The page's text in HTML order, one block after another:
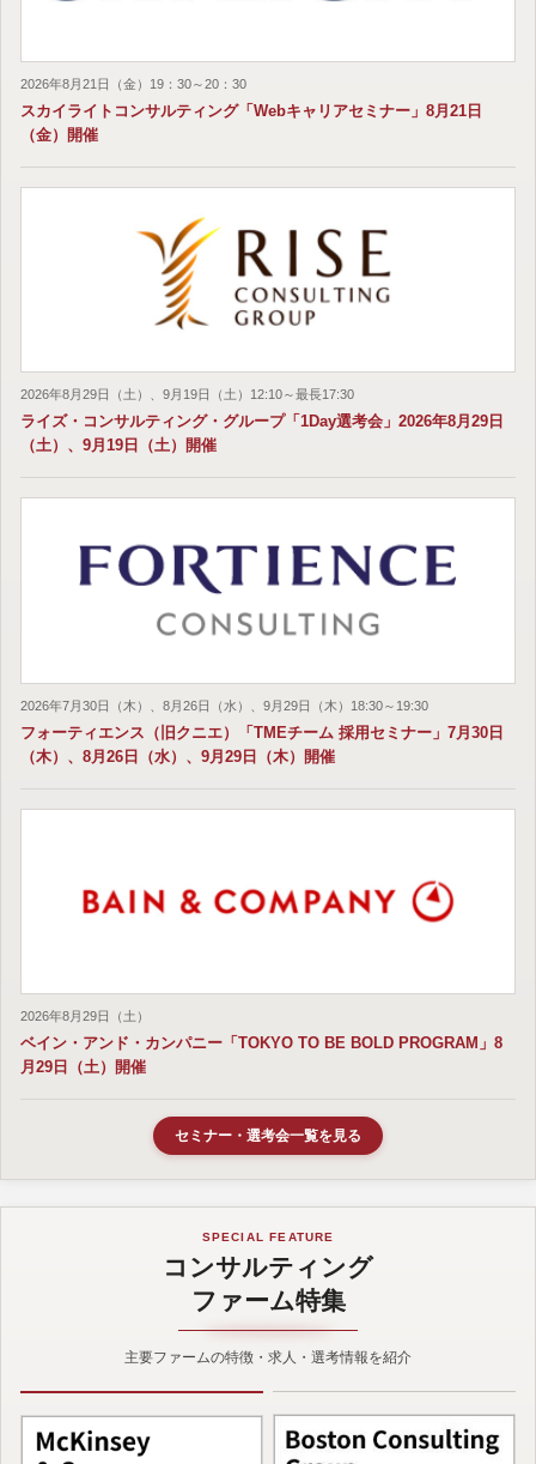
2026年8月21日（金）19：30～20：30
スカイライトコンサルティング「Webキャリアセミナー」8月21日
（金）開催
2026年8月29日（土）、9月19日（土）12:10～最長17:30
ライズ・コンサルティング・グループ「1Day選考会」2026年8月29日
（土）、9月19日（土）開催
2026年7月30日（木）、8月26日（水）、9月29日（木）18:30～19:30
フォーティエンス（旧クニエ）「TMEチーム 採用セミナー」7月30日
（木）、8月26日（水）、9月29日（木）開催
2026年8月29日（土）
ベイン・アンド・カンパニー「TOKYO TO BE BOLD PROGRAM」8
月29日（土）開催
セミナー・選考会一覧を見る
SPECIAL FEATURE
コンサルティング
ファーム特集
主要ファームの特徴・求人・選考情報を紹介